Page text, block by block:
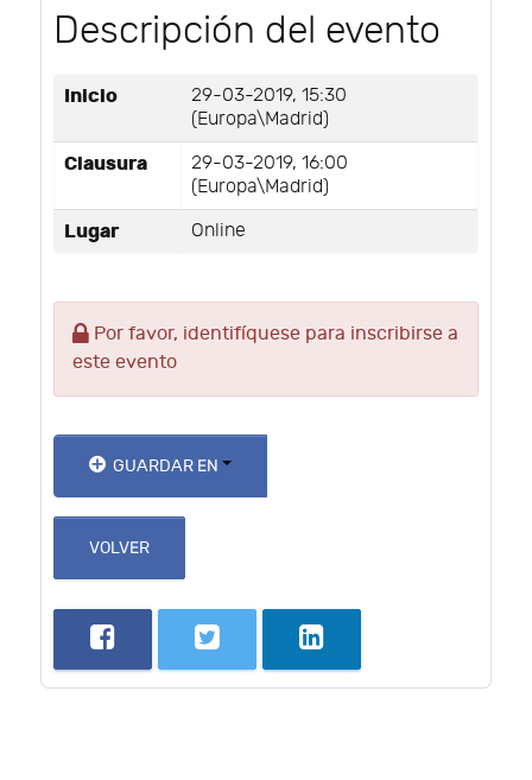
Descripción del evento
Inicio
29-03-2019, 15:30
(Europa\Madrid)
Clausura
29-03-2019, 16:00
(Europa\Madrid)
Lugar Online
Por favor, identifíquese para inscribirse a
este evento
GUARDAR EN
VOLVER